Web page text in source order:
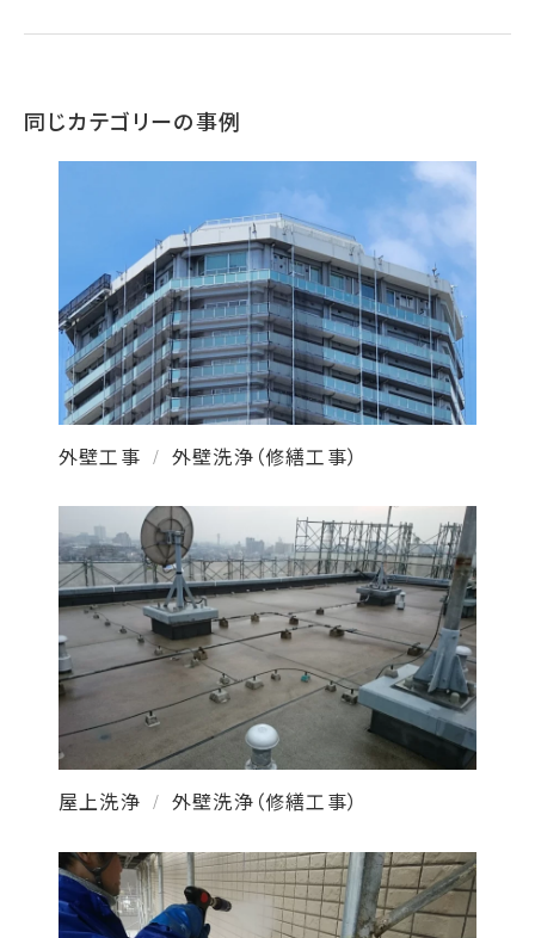
同じカテゴリーの事例
外壁工事 / 外壁洗浄（修繕工事）
屋上洗浄 / 外壁洗浄（修繕工事）